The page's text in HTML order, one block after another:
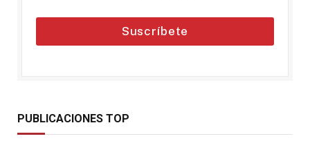
Suscríbete
PUBLICACIONES TOP